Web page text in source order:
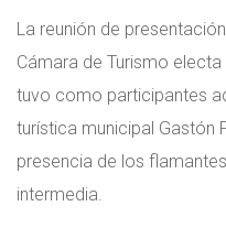
La reunión de
Cámara de Turismo
tuvo como participantes
turística municipal Gastón
presencia de los
intermedia.